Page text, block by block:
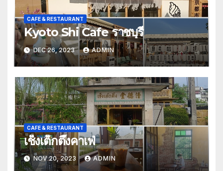
CAFE & RESTAURANT
Kyoto Shi Cafe ราชบุรี
DEC 26, 2023 ADMIN
CAFE & RESTAURANT
เช็งเต็กตึ๊งคาเฟ่
NOV 20, 2023 ADMIN